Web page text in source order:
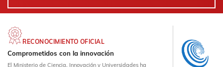
RECONOCIMIENTO OFICIAL
Comprometidos con la innovación
El Ministerio de Ciencia, Innovación y Universidades ha